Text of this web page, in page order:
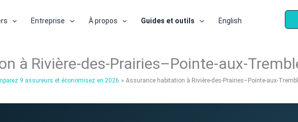
Entreprise À propos Guides et outils English
à Rivière-des-Prairies–Pointe-aux-
9 assureurs et économisez en 2026 Assurance habitation à Rivière-des-Prairies–Pointe-aux-